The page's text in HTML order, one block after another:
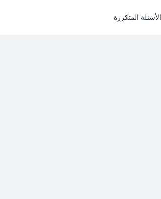
الأسئلة المتكررة